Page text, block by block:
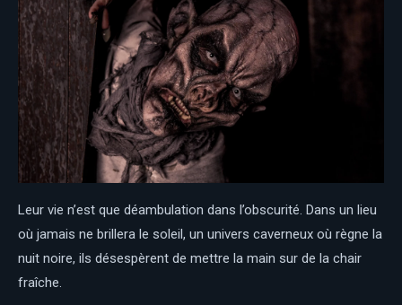
Leur vie n’est que déambulation dans l’obscurité. Dans un lieu
où jamais ne brillera le soleil, un univers caverneux où règne la
nuit noire, ils désespèrent de mettre la main sur de la chair
fraîche.